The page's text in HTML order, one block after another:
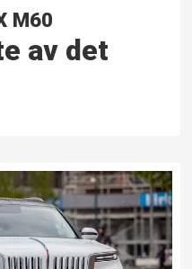
M60
av det